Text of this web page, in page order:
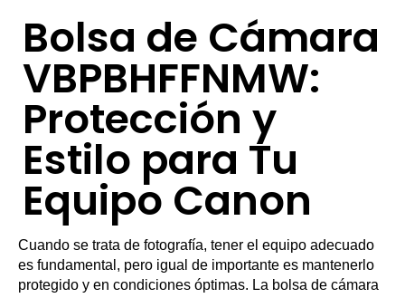
Bolsa de Cámara
VBPBHFFNMW:
Protección y
Estilo para Tu
Equipo Canon
Cuando se trata de fotografía, tener el equipo adecuado
es fundamental, pero igual de importante es mantenerlo
protegido y en condiciones óptimas. La bolsa de cámara